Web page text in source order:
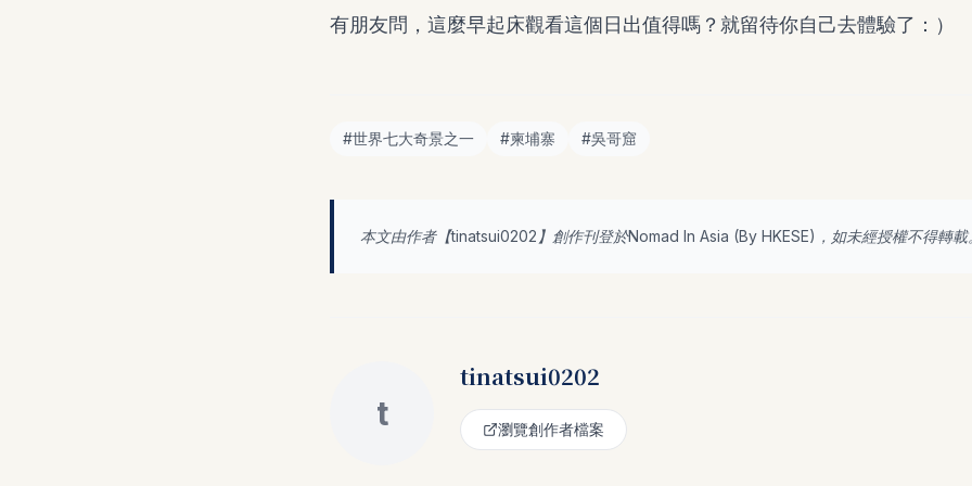
有朋友問，這麼早起床觀看這個日出值得嗎？就留待你自己去體驗了：）
#世界七大奇景之一 #柬埔寨 #吳哥窟
本文由作者【tinatsui0202 】創作刊登於Nomad In Asia (By HKESE)，如未經授權不得轉載
t
tinatsui0202
瀏覽創作者檔案